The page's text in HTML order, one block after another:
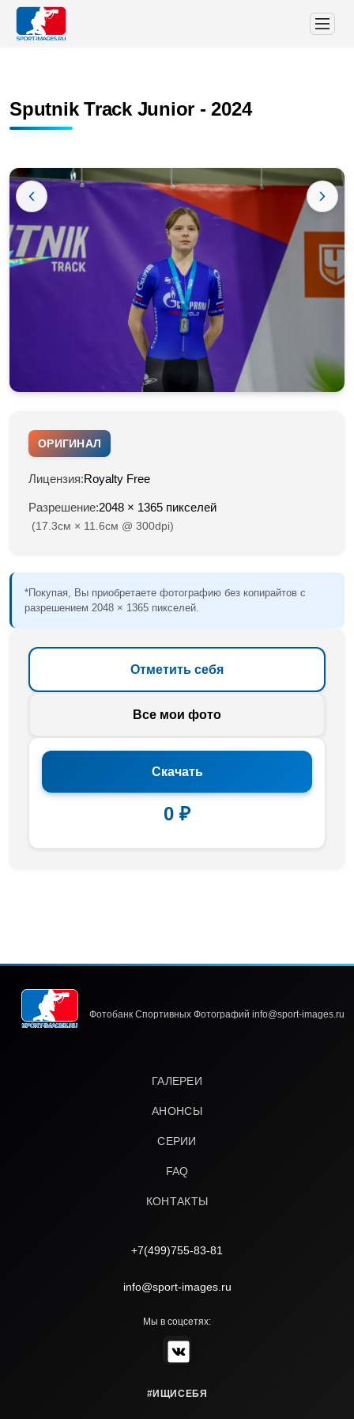
Sputnik Track Junior - 2024
ОРИГИНАЛ
Лицензия:Royalty Free
Разрешение:2048 × 1365 пикселей
(17.3см × 11.6см @ 300dpi)
*Покупая, Вы приобретаете фотографию без копирайтов с
разрешением 2048 × 1365 пикселей.
Отметить себя
Все мои фото
Скачать
0 ₽
Фотобанк Спортивных Фотографий info@sport-images.ru
ГАЛЕРЕИ
АНОНСЫ
СЕРИИ
FAQ
КОНТАКТЫ
+7(499)755-83-81
info@sport-images.ru
Мы в соцсетях:
#ИЩИСЕБЯ